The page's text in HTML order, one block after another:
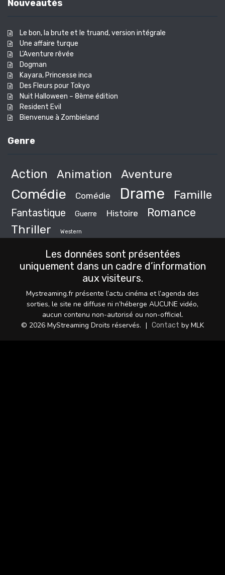
Nouveautés
Le bon, la brute et le truand, version intégrale
Une affaire turque
L’Aventure rêvée
Dogman
Kayara, Princesse inca
Des Fleurs pour Tokyo
Nuit Halloween – 8ème édition
Resident Evil
Bienvenue à Zombieland
Genre
Action Animation Aventure
Comédie Comédie Drame Famille
Fantastique Guerre Histoire Romance
Thriller Western
Les données sont présentées
uniquement dans un cadre d’information
aux visiteurs.
Mystreaming.fr présente l’actu cinéma et l’agenda des
sorties, le site ne diffuse ni n’héberge AUCUNE vidéo,
aucun contenu non-autorisé ou non-officiel.
© 2026 MyStreaming Droits réservés. | Contact by MLK